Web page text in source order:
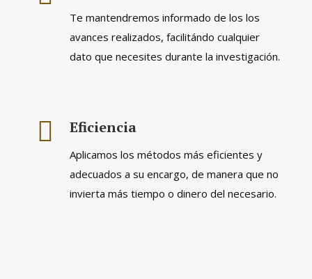
Te mantendremos informado de los los
avances realizados, facilitándo cualquier
dato que necesites durante la investigación.
Eficiencia
Aplicamos los métodos más eficientes y
adecuados a su encargo, de manera que no
invierta más tiempo o dinero del necesario.